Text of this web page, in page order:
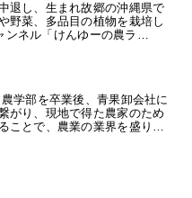
退し、生まれ故郷の沖縄県で
野菜、多品目の植物を栽培し
ンネル「けんゆーの農ラ…
学部を卒業後、青果卸会社に
がり、現地で得た農家のため
ことで、農業の業界を盛り…